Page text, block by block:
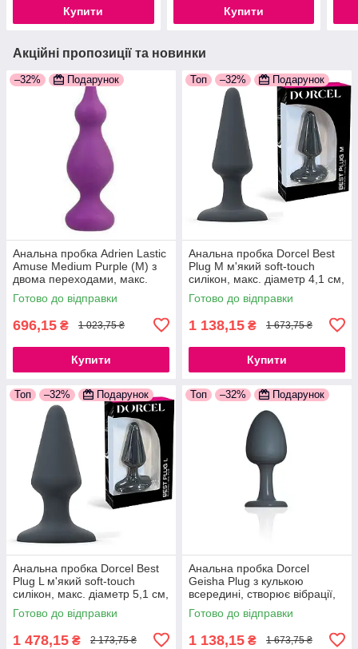
Купити Купити
Акційні пропозиції та новинки
–32% Подарунок
Анальна пробка Adrien Lastic
Amuse Medium Purple (M) з
двома переходами, макс.
діаметр 3,6 см
777Store.com.ua
Готово до відправки
696,15 ₴ 1 023,75 ₴
Купити
Топ –32% Подарунок
Анальна пробка Dorcel Best
Plug M м'який soft-touch
силікон, макс. діаметр 4,1 см,
звужений і округлений кінчик,
м'який силікон
Готово до відправки
1 138,15 ₴ 1 673,75 ₴
Купити
Топ –32% Подарунок
Анальна пробка Dorcel Best
Plug L м'який soft-touch
силікон, макс. діаметр 5,1 см,
звужений і округлений кінчик,
м'який силікон
Готово до відправки
1 478,15 ₴ 2 173,75 ₴
Топ –32% Подарунок
Анальна пробка Dorcel
Geisha Plug з кулькою
всередині, створює вібрації,
макс. діаметр 3,2 см,
силіконова
Готово до відправки
1 138,15 ₴ 1 673,75 ₴